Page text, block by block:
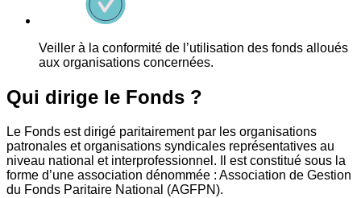
Veiller à la conformité de l’utilisation des fonds alloués
aux organisations concernées.
Qui dirige le Fonds ?
Le Fonds est dirigé paritairement par les organisations
patronales et organisations syndicales représentatives au
niveau national et interprofessionnel. Il est constitué sous la
forme d’une association dénommée : Association de Gestion
du Fonds Paritaire National (AGFPN).